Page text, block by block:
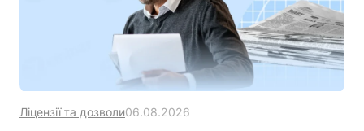
Ліцензії та дозволи06.08.2026